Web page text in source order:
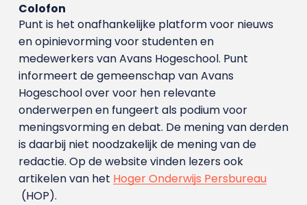
Colofon
Punt is het onafhankelijke platform voor nieuws
en opinievorming voor studenten en
medewerkers van Avans Hoge­school. Punt
informeert de gemeenschap van Avans
Hogeschool over voor hen relevante
onderwerpen en fungeert als podium voor
meningsvorming en debat. De mening van derden
is daarbij niet noodzakelijk de mening van de
redactie. Op de website vinden lezers ook
artikelen van het Hoger Onderwijs Persbureau
(HOP).